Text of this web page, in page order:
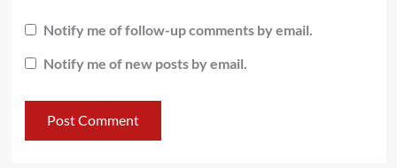
Notify me of follow-up comments by email.
Notify me of new posts by email.